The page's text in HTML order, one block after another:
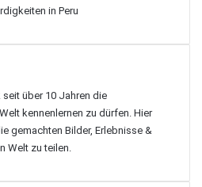
in Peru
über 10 Jahren die
kennenlernen zu dürfen. Hier
gemachten Bilder, Erlebnisse &
Welt zu teilen.